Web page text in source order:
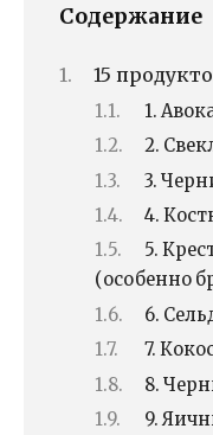
Содержание
15
1.
2.
3.
4.
5.
(особенно
6.
7.
8.
9.